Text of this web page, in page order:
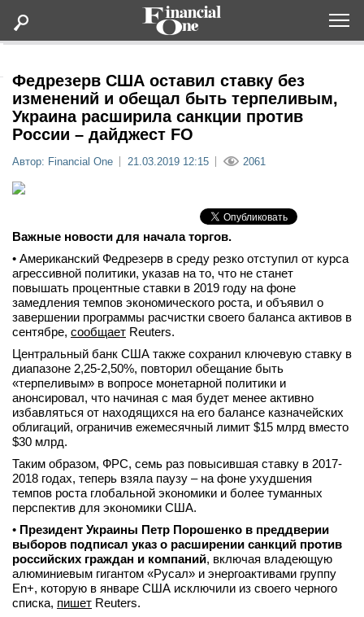
Статьи
Дайджесты
Мероприятия
Новости
Интервью
вконтакте
телеграм
Стать автором
Вход
Федрезерв США оставил ставку без
изменений и обещал быть терпеливым,
Украина расширила санкции против
России – дайджест FO
Автор: Financial One 21.03.2019 12:15 2061
Важные новости для начала торгов.
• Американский Федрезерв в среду резко отступил от курса
агрессивной политики, указав на то, что не станет
повышать процентные ставки в 2019 году на фоне
замедления темпов экономического роста, и объявил о
завершении программы расчистки своего баланса активов в
сентябре, сообщает Reuters.
Центральный банк США также сохранил ключевую ставку в
диапазоне 2,25-2,50%, повторил обещание быть
«терпеливым» в вопросе монетарной политики и
анонсировал, что начиная с мая будет менее активно
избавляться от находящихся на его балансе казначейских
облигаций, ограничив ежемесячный лимит $15 млрд вместо
$30 млрд.
Таким образом, ФРС, семь раз повысившая ставку в 2017-
2018 годах, теперь взяла паузу – на фоне ухудшения
темпов роста глобальной экономики и более туманных
перспектив для экономики США.
• Президент Украины Петр Порошенко в преддверии
выборов подписал указ о расширении санкций против
российских граждан и компаний, включая владеющую
алюминиевым гигантом «Русал» и энергоактивами группу
En+, которую в январе США исключили из своего черного
списка, пишет Reuters.